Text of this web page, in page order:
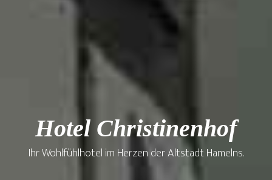
Hotel Christinenhof
Ihr Wohlfühlhotel im Herzen der Altstadt Hamelns.